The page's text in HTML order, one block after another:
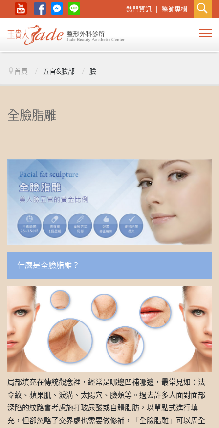
熱門資訊 醫師專欄
首頁 / 五官&臉部 / 臉
全臉脂雕
什麼是全臉脂雕？
局部填充在傳統觀念裡，經常是哪邊凹補哪邊，最常見如：法
令紋、蘋果肌、淚溝、太陽穴、臉頰等。過去許多人面對面部
深陷的紋路會考慮施打玻尿酸或自體脂肪，以單點式進行填
充，但卻忽略了交界處也需要做修補，「全臉脂雕」可以周全